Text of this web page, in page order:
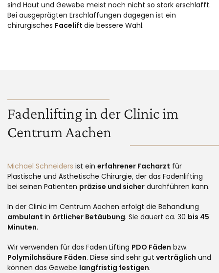
sind Haut und Gewebe meist noch nicht so stark erschlafft.
Bei ausgeprägten Erschlaffungen dagegen ist ein
chirurgisches Facelift die bessere Wahl.
Fadenlifting in der Clinic im
Centrum Aachen
Michael Schneiders ist ein erfahrener Facharzt für
Plastische und Ästhetische Chirurgie, der das Fadenlifting
bei seinen Patienten präzise und sicher durchführen kann.
In der Clinic im Centrum Aachen erfolgt die Behandlung
ambulant in örtlicher Betäubung. Sie dauert ca. 30 bis 45
Minuten.
Wir verwenden für das Faden Lifting PDO Fäden bzw.
Polymilchsäure Fäden. Diese sind sehr gut verträglich und
können das Gewebe langfristig festigen.